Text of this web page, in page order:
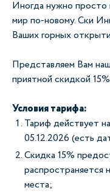
Иногда нужно просто
мир по‑новому. Ски
Ваших горных
Представляем Вам
приятной скидкой
Условия тарифа:
Тариф действует
05.12.2026 (есть
Скидка 15%
распространяется
места;